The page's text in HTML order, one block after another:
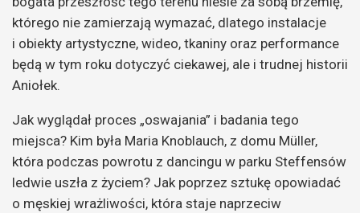
którego nie zamierzają wymazać, dlatego instalacje
i obiekty artystyczne, wideo, tkaniny oraz performance
będą w tym roku dotyczyć ciekawej, ale i trudnej historii
Aniołek.
Jak wyglądał proces „oswajania” i badania tego
miejsca? Kim była Maria Knoblauch, z domu Müller,
która podczas powrotu z dancingu w parku Steffensów
ledwie uszła z życiem? Jak poprzez sztukę opowiadać
o męskiej wrażliwości, która staje naprzeciw